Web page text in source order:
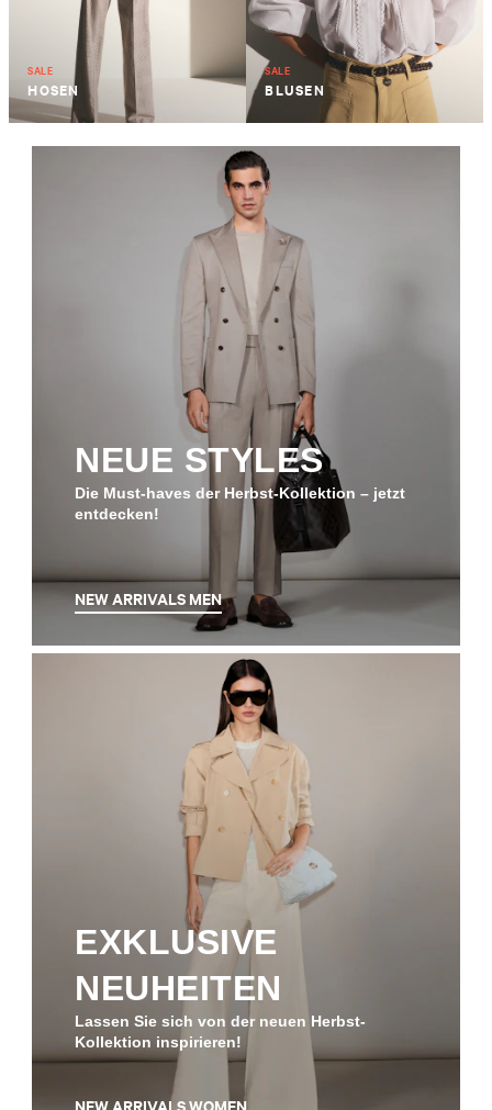
SALE
HOSEN
SALE
BLUSEN
NEUE STYLES
Die Must-haves der Herbst-Kollektion – jetzt
entdecken!
NEW ARRIVALS MEN
EXKLUSIVE
NEUHEITEN
Lassen Sie sich von der neuen Herbst-
Kollektion inspirieren!
NEW ARRIVALS WOMEN